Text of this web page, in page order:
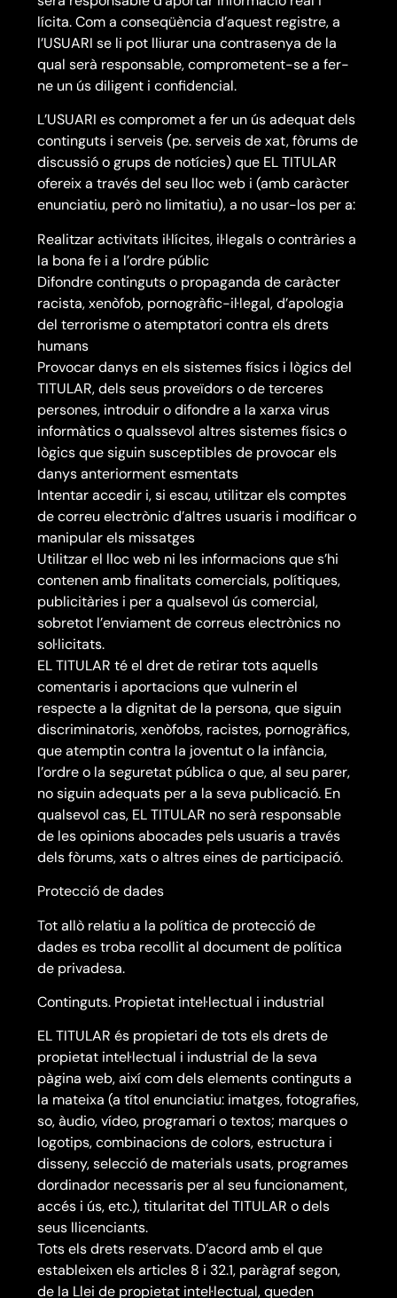
lícita. Com a conseqüència d’aquest registre, a
l’USUARI se li pot lliurar una contrasenya de la
qual serà responsable, comprometent-se a fer-
ne un ús diligent i confidencial.
L’USUARI es compromet a fer un ús adequat dels
continguts i serveis (pe. serveis de xat, fòrums de
discussió o grups de notícies) que EL TITULAR
ofereix a través del seu lloc web i (amb caràcter
enunciatiu, però no limitatiu), a no usar-los per a:
Realitzar activitats il·lícites, il·legals o contràries a
la bona fe i a l’ordre públic
Difondre continguts o propaganda de caràcter
racista, xenòfob, pornogràfic-il·legal, d’apologia
del terrorisme o atemptatori contra els drets
humans
Provocar danys en els sistemes físics i lògics del
TITULAR, dels seus proveïdors o de terceres
persones, introduir o difondre a la xarxa virus
informàtics o qualssevol altres sistemes físics o
lògics que siguin susceptibles de provocar els
danys anteriorment esmentats
Intentar accedir i, si escau, utilitzar els comptes
de correu electrònic d’altres usuaris i modificar o
manipular els missatges
Utilitzar el lloc web ni les informacions que s’hi
contenen amb finalitats comercials, polítiques,
publicitàries i per a qualsevol ús comercial,
sobretot l’enviament de correus electrònics no
sol·licitats.
EL TITULAR té el dret de retirar tots aquells
comentaris i aportacions que vulnerin el
respecte a la dignitat de la persona, que siguin
discriminatoris, xenòfobs, racistes, pornogràfics,
que atemptin contra la joventut o la infància,
l’ordre o la seguretat pública o que, al seu parer,
no siguin adequats per a la seva publicació. En
qualsevol cas, EL TITULAR no serà responsable
de les opinions abocades pels usuaris a través
dels fòrums, xats o altres eines de participació.
Protecció de dades
Tot allò relatiu a la política de protecció de
dades es troba recollit al document de política
de privadesa.
Continguts. Propietat intel·lectual i industrial
EL TITULAR és propietari de tots els drets de
propietat intel·lectual i industrial de la seva
pàgina web, així com dels elements continguts a
la mateixa (a títol enunciatiu: imatges, fotografies,
so, àudio, vídeo, programari o textos; marques o
logotips, combinacions de colors, estructura i
disseny, selecció de materials usats, programes
dordinador necessaris per al seu funcionament,
accés i ús, etc.), titularitat del TITULAR o dels
seus llicenciants.
Tots els drets reservats. D’acord amb el que
estableixen els articles 8 i 32.1, paràgraf segon,
de la Llei de propietat intel·lectual, queden